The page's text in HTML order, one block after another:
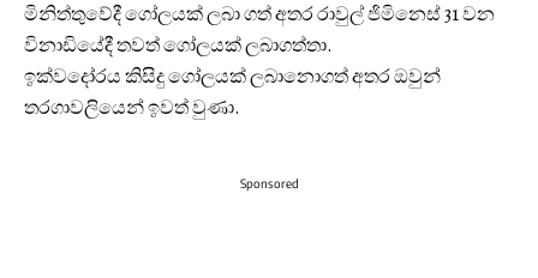
මිනිත්තුවේදී ගෝලයක් ලබා ගත් අතර රාවුල් ජිමිනෙස් 31 වන
විනාඩියේදී තවත් ගෝලයක් ලබාගත්තා.
ඉක්වදෝරය කිසිදු ගෝලයක් ලබානොගත් අතර ඔවුන්
තරගාවලියෙන් ඉවත් වුණා.
Sponsored